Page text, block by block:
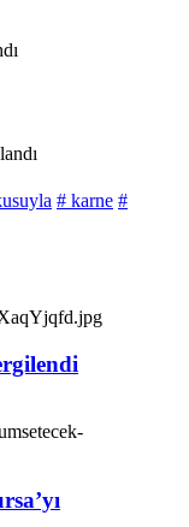
# karne #